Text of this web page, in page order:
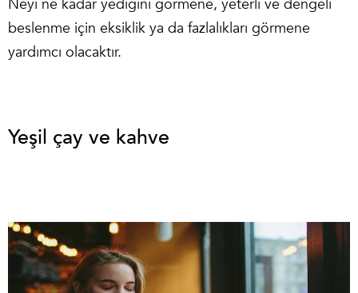
Neyi ne kadar yediğini görmene, yeterli ve dengeli
beslenme için eksiklik ya da fazlalıkları görmene
yardımcı olacaktır.
Yeşil çay ve kahve